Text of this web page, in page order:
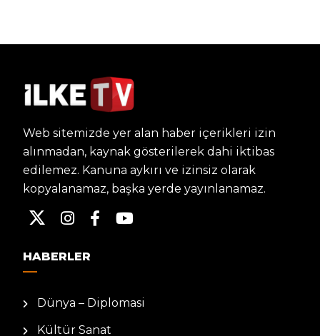
Web sitemizde yer alan haber içerikleri izin
alınmadan, kaynak gösterilerek dahi iktibas
edilemez. Kanuna aykırı ve izinsiz olarak
kopyalanamaz, başka yerde yayınlanamaz.
HABERLER
Dünya – Diplomasi
Kültür Sanat